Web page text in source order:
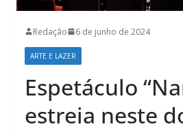
Redação 6 de junho de 2024
ARTE E LAZER
Espetáculo
estreia neste